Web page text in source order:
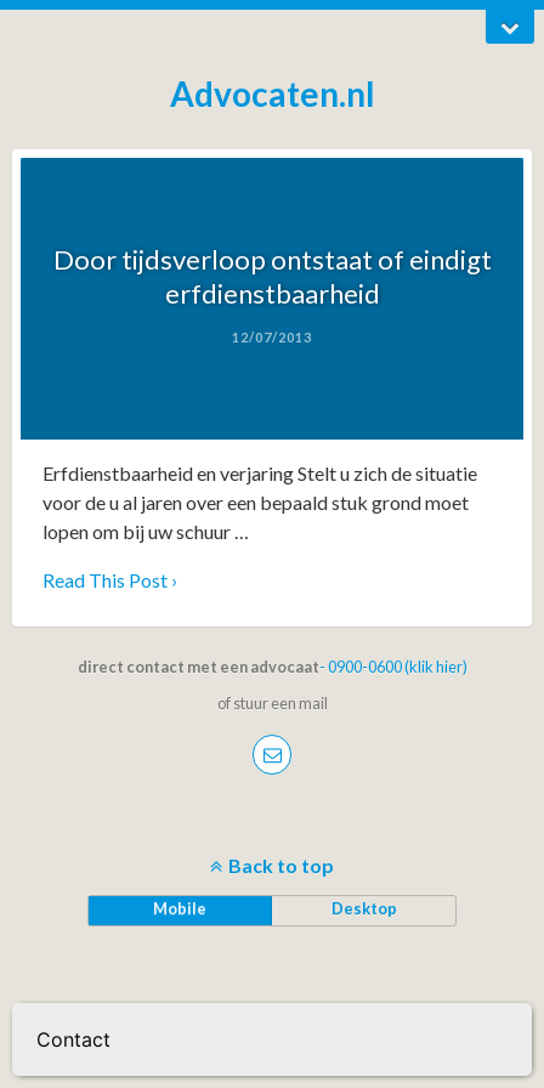
Advocaten.nl
Door tijdsverloop ontstaat of eindigt
erfdienstbaarheid
12/07/2013
Erfdienstbaarheid en verjaring Stelt u zich de situatie
voor de u al jaren over een bepaald stuk grond moet
lopen om bij uw schuur …
Read This Post ›
direct contact met een advocaat- 0900-0600 (klik hier)
of stuur een mail
Back to top
Mobile Desktop
Contact